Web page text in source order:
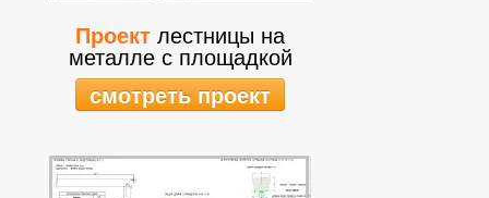
Проект лестницы на
металле с площадкой
смотреть проект